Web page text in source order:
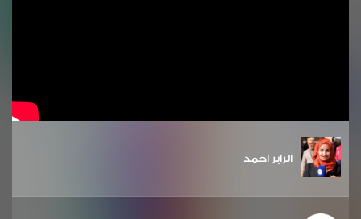
الرابر احمد